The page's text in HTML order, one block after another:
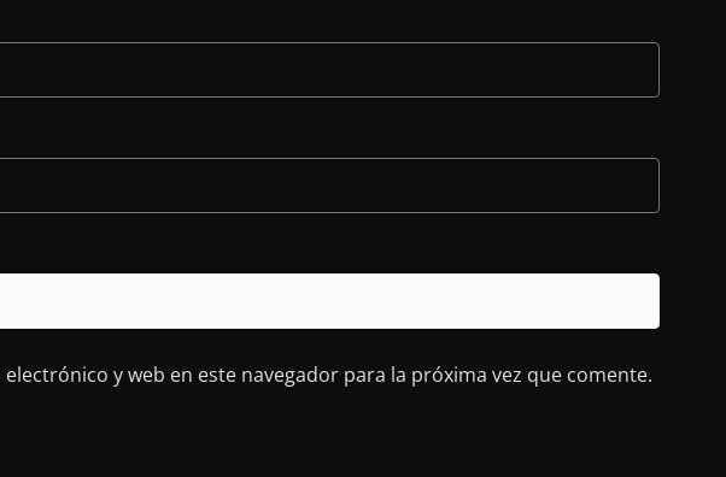
y web en este navegador para la próxima vez que comente.